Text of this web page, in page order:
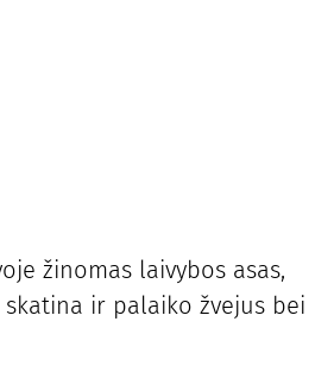
žinomas laivybos asas,
ir palaiko žvejus bei